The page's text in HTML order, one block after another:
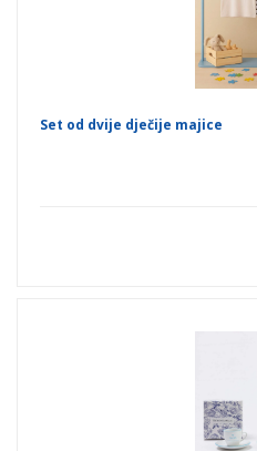
Set od dvije dječije majice